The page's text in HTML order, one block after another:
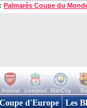
Palmarès Coupe du
Arsenal Liverpool ManCity
Coupe d'Europe Les